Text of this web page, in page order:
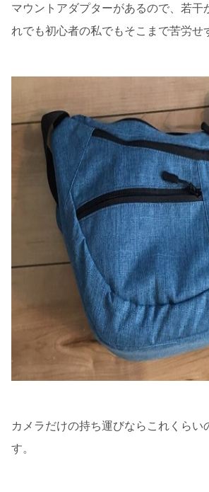
マウントアダプターがあるので、若干
れでも初心者の私でもそこまで苦労せ
カメラだけの持ち運びならこれくらい
す。